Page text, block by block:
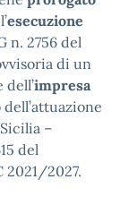
esecuzione
n. 2756 del
di un
impresa
–
del
2021/2027.